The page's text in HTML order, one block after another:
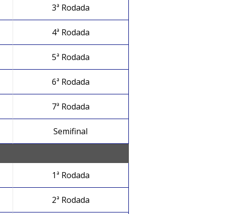
3ª Rodada
4ª Rodada
5ª Rodada
6ª Rodada
7ª Rodada
Semifinal
1ª Rodada
2ª Rodada